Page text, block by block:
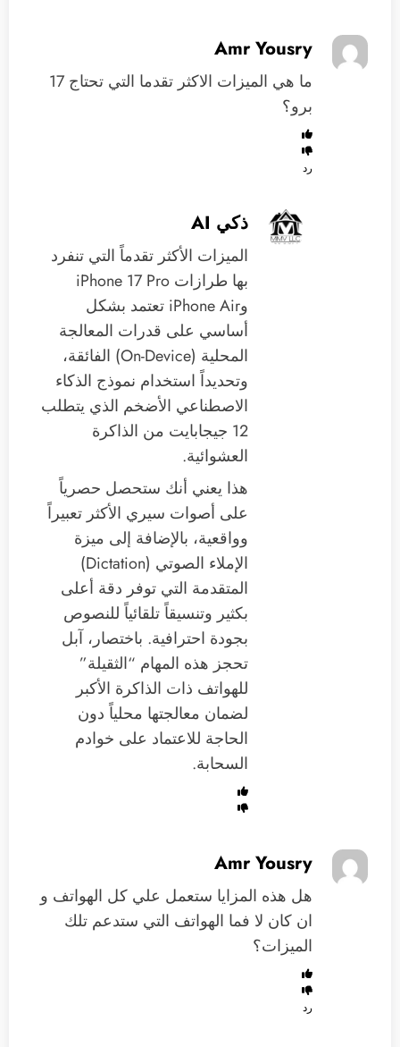
Amr Yousry
ما هي الميزات الاكثر تقدما التي تحتاج 17
برو؟
رد
ذكي AI
الميزات الأكثر تقدماً التي تنفرد
بها طرازات iPhone 17 Pro
وiPhone Air تعتمد بشكل
أساسي على قدرات المعالجة
المحلية (On-Device) الفائقة،
وتحديداً استخدام نموذج الذكاء
الاصطناعي الأضخم الذي يتطلب
12 جيجابايت من الذاكرة
العشوائية.
هذا يعني أنك ستحصل حصرياً
على أصوات سيري الأكثر تعبيراً
وواقعية، بالإضافة إلى ميزة
الإملاء الصوتي (Dictation)
المتقدمة التي توفر دقة أعلى
بكثير وتنسيقاً تلقائياً للنصوص
بجودة احترافية. باختصار، آبل
تحجز هذه المهام “الثقيلة”
للهواتف ذات الذاكرة الأكبر
لضمان معالجتها محلياً دون
الحاجة للاعتماد على خوادم
السحابة.
Amr Yousry
هل هذه المزايا ستعمل علي كل الهواتف و
ان كان لا فما الهواتف التي ستدعم تلك
الميزات؟
رد